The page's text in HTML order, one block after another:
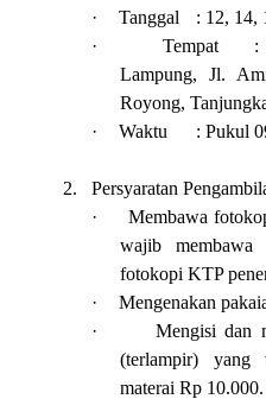
·
Tanggal
: 12, 14,
·
Tempat
:
Lampung, Jl.
Royong,
·
Waktu : Pukul
2.
Persyaratan
·
Membawa
wajib membawa
fotokopi KTP
·
Mengenakan
·
Mengisi dan
(terlampir) yang
materai Rp 10.000.